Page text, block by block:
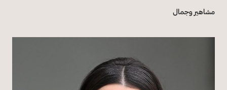
مشاهير وجمال